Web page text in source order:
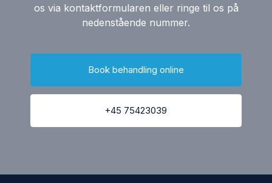
os via kontaktformularen eller ringe til os på
nedenstående nummer.
Book behandling online
+45 75423039